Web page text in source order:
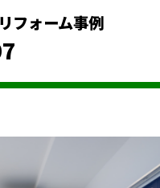
フォーム事例